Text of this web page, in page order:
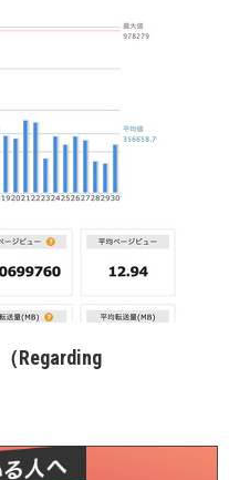
Regarding